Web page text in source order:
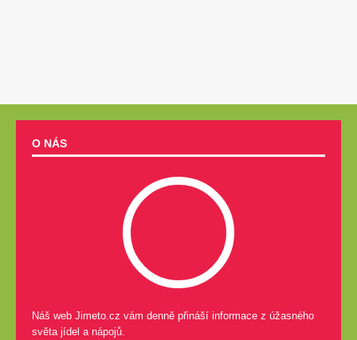
O NÁS
Náš web Jimeto.cz vám denně přináší informace z úžasného
světa jídel a nápojů.